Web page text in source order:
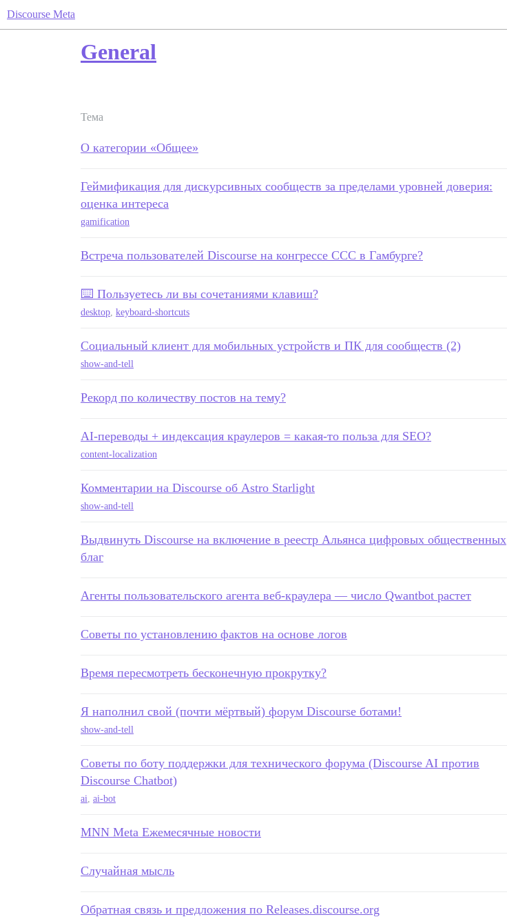
Discourse Meta
General
Тема
О категории «Общее»
Геймификация для дискурсивных сообществ за пределами уровней доверия:
оценка интереса
gamification
Встреча пользователей Discourse на конгрессе CCC в Гамбурге?
⌨️ Пользуетесь ли вы сочетаниями клавиш?
desktop, keyboard-shortcuts
Социальный клиент для мобильных устройств и ПК для сообществ (2)
show-and-tell
Рекорд по количеству постов на тему?
AI-переводы + индексация краулеров = какая-то польза для SEO?
content-localization
Комментарии на Discourse об Astro Starlight
show-and-tell
Выдвинуть Discourse на включение в реестр Альянса цифровых общественных
благ
Агенты пользовательского агента веб-краулера — число Qwantbot растет
Советы по установлению фактов на основе логов
Время пересмотреть бесконечную прокрутку?
Я наполнил свой (почти мёртвый) форум Discourse ботами!
show-and-tell
Советы по боту поддержки для технического форума (Discourse AI против
Discourse Chatbot)
ai, ai-bot
MNN Meta Ежемесячные новости
Случайная мысль
Обратная связь и предложения по Releases.discourse.org